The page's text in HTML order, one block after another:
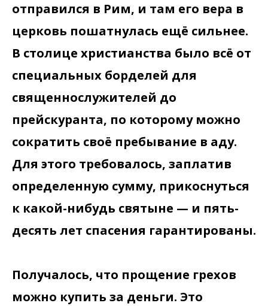
отправился в Рим, и там его вера в
церковь пошатнулась ещё сильнее.
В столице христианства было всё от
специальных борделей для
священнослужителей до
прейскуранта, по которому можно
сократить своё пребывание в аду.
Для этого требовалось, заплатив
определенную сумму, прикоснуться
к какой-нибудь святыне — и пять-
десять лет спасения гарантированы.
Получалось, что прощение грехов
можно купить за деньги. Это